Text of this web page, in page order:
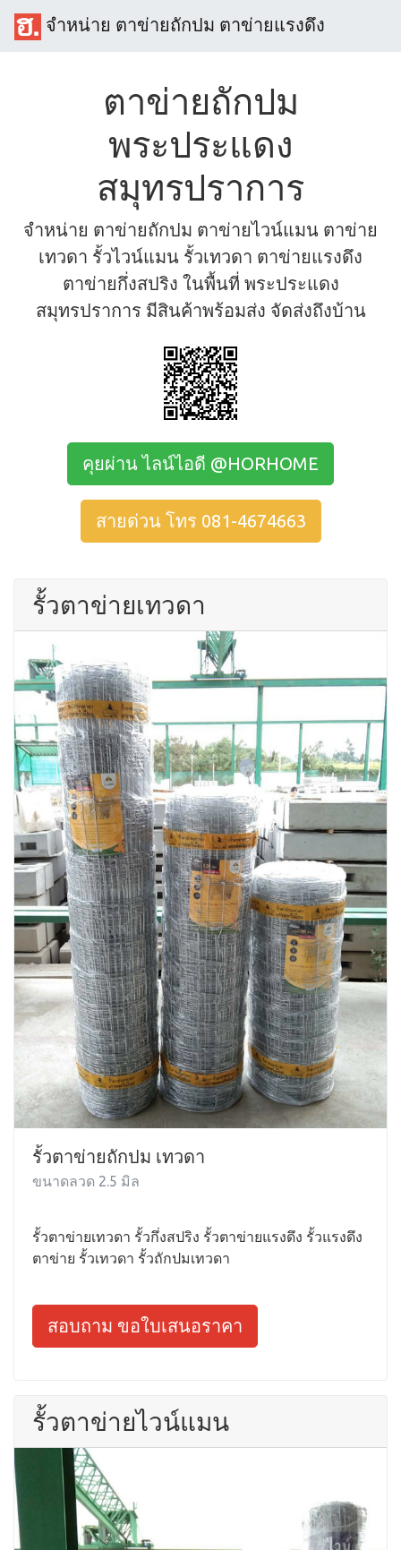
จำหน่าย ตาข่ายถักปม ตาข่ายแรงดึง
ตาข่ายถักปม
พระประแดง
สมุทรปราการ
จำหน่าย ตาข่ายถักปม ตาข่ายไวน์แมน ตาข่าย
เทวดา รั้วไวน์แมน รั้วเทวดา ตาข่ายแรงดึง
ตาข่ายกึ่งสปริง ในพื้นที่ พระประแดง
สมุทรปราการ มีสินค้าพร้อมส่ง จัดส่งถึงบ้าน
คุยผ่าน ไลน์ไอดี @HORHOME
สายด่วน โทร 081-4674663
รั้วตาข่ายเทวดา
รั้วตาข่ายถักปม เทวดา
ขนาดลวด 2.5 มิล
รั้วตาข่ายเทวดา รั้วกึ่งสปริง รั้วตาข่ายแรงดึง รั้วแรงดึง
ตาข่าย รั้วเทวดา รั้วถักปมเทวดา
สอบถาม ขอใบเสนอราคา
รั้วตาข่ายไวน์แมน